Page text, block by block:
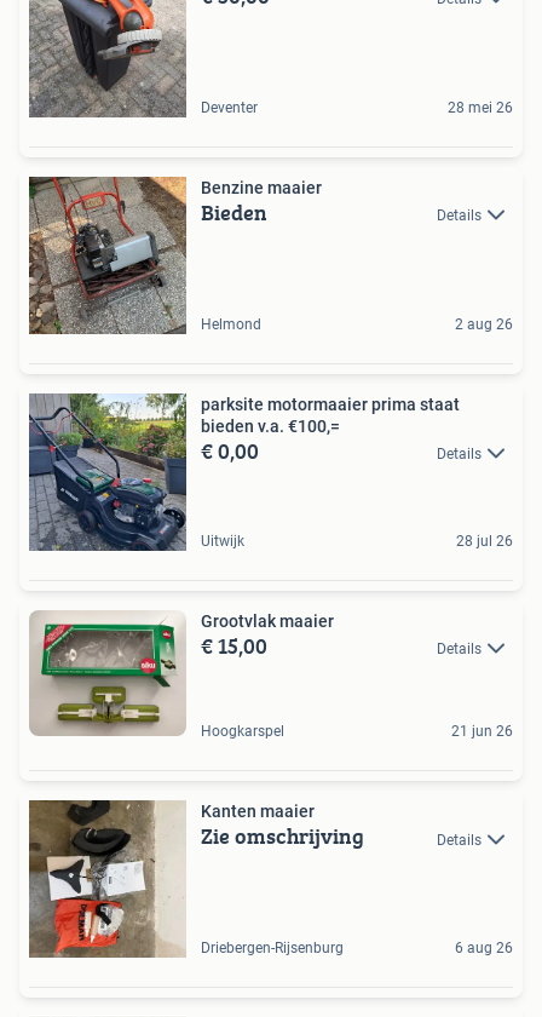
Deventer 28 mei 26
Benzine maaier
Bieden Details
Helmond 2 aug 26
parksite motormaaier prima staat
bieden v.a. €100,=
€ 0,00 Details
Uitwijk 28 jul 26
Grootvlak maaier
€ 15,00 Details
Hoogkarspel 21 jun 26
Kanten maaier
Zie omschrijving Details
Driebergen-Rijsenburg 6 aug 26